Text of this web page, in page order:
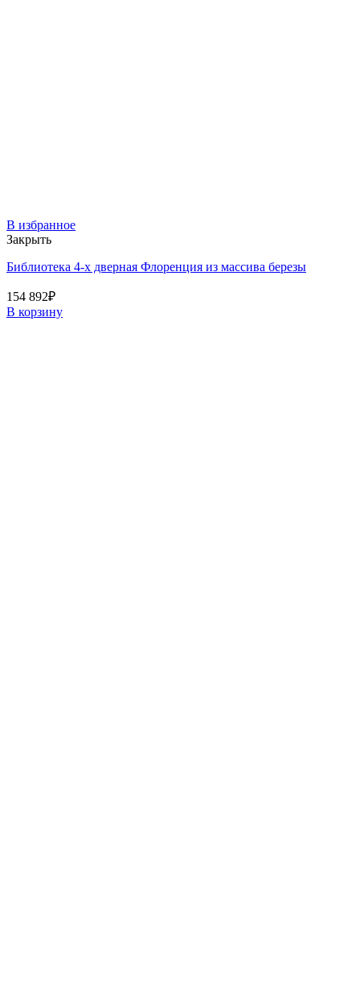
В избранное
Закрыть
Библиотека 4-х дверная Флоренция из массива березы
154 892₽
В корзину